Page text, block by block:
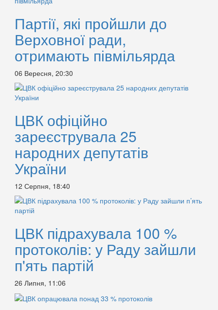
Партії, які пройшли до
Верховної ради,
отримають півмільярда
06 Вересня, 20:30
ЦВК офіційно
зареєструвала 25
народних депутатів
України
12 Серпня, 18:40
ЦВК підрахувала 100 %
протоколів: у Раду зайшли
п'ять партій
26 Липня, 11:06